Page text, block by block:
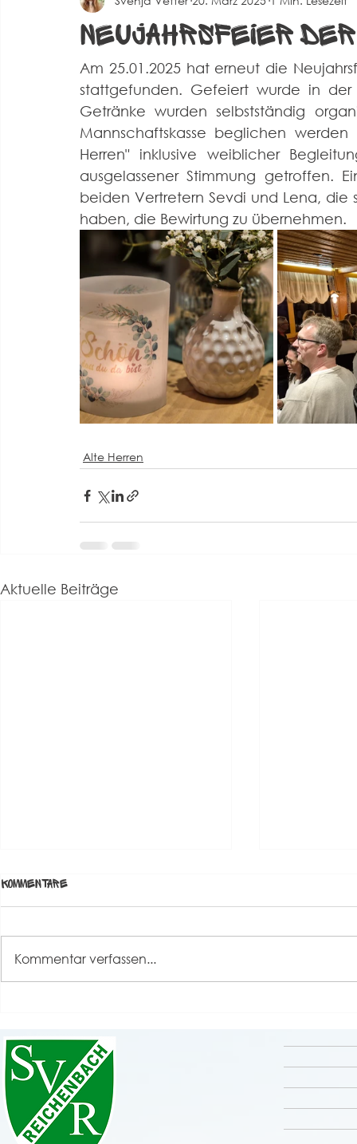
Neujahrsfeier
Am 25.01.2025 hat erneut die
stattgefunden. Gefeiert wurde in der
Getränke wurden selbstständig
Mannschaftskasse beglichen
Herren" inklusive weiblicher
ausgelassener Stimmung getroffen.
beiden Vertretern Sevdi und Lena,
haben, die Bewirtung zu übernehmen.
Alte Herren
Aktuelle Beiträge
Kommentare
Kommentar verfassen...